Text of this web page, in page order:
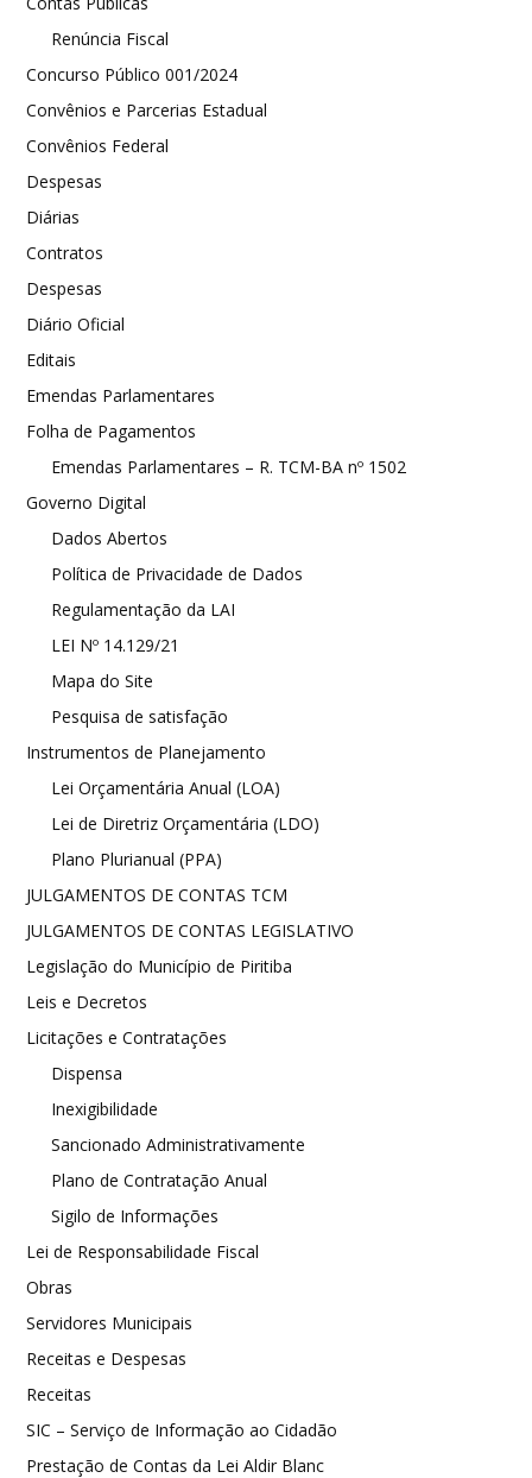
Renúncia Fiscal
Concurso Público 001/2024
Convênios e Parcerias Estadual
Convênios Federal
Despesas
Diárias
Contratos
Despesas
Diário Oficial
Editais
Emendas Parlamentares
Folha de Pagamentos
Emendas Parlamentares – R. TCM-BA nº 1502
Governo Digital
Dados Abertos
Política de Privacidade de Dados
Regulamentação da LAI
LEI Nº 14.129/21
Mapa do Site
Pesquisa de satisfação
Instrumentos de Planejamento
Lei Orçamentária Anual (LOA)
Lei de Diretriz Orçamentária (LDO)
Plano Plurianual (PPA)
JULGAMENTOS DE CONTAS TCM
JULGAMENTOS DE CONTAS LEGISLATIVO
Legislação do Município de Piritiba
Leis e Decretos
Licitações e Contratações
Dispensa
Inexigibilidade
Sancionado Administrativamente
Plano de Contratação Anual
Sigilo de Informações
Lei de Responsabilidade Fiscal
Obras
Servidores Municipais
Receitas e Despesas
Receitas
SIC – Serviço de Informação ao Cidadão
Prestação de Contas da Lei Aldir Blanc